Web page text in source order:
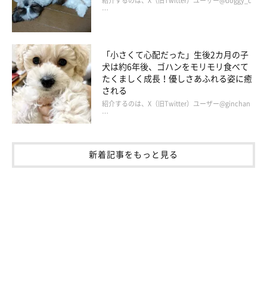
…
「小さくて心配だった」生後2カ月の子
犬は約6年後、ゴハンをモリモリ食べて
たくましく成長！優しさあふれる姿に癒
される
紹介するのは、X（旧Twitter）ユーザー@ginchan
…
新着記事をもっと見る